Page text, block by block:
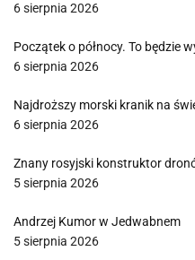
6 sierpnia 2026
Początek o północy. To będzie
6 sierpnia 2026
Najdroższy morski kranik na
6 sierpnia 2026
Znany rosyjski konstruktor
5 sierpnia 2026
Andrzej Kumor w Jedwabnem
5 sierpnia 2026